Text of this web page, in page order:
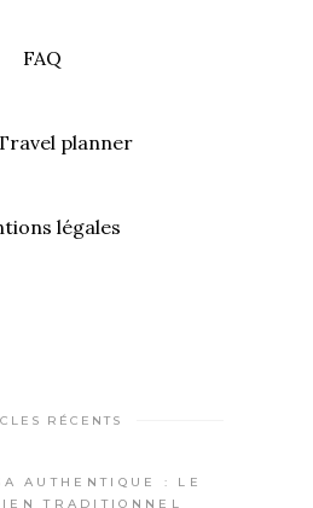
FAQ
planner
légales
RÉCENTS
AUTHENTIQUE : LE
TRADITIONNEL